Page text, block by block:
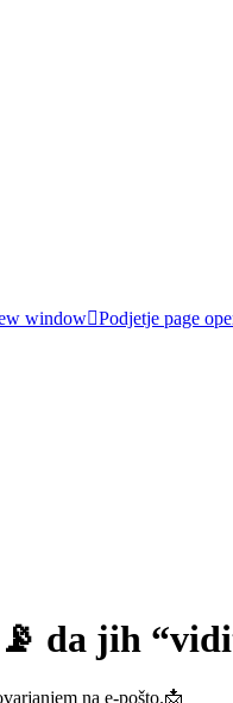
window Podjetje page
da jih
na e-pošto.📩